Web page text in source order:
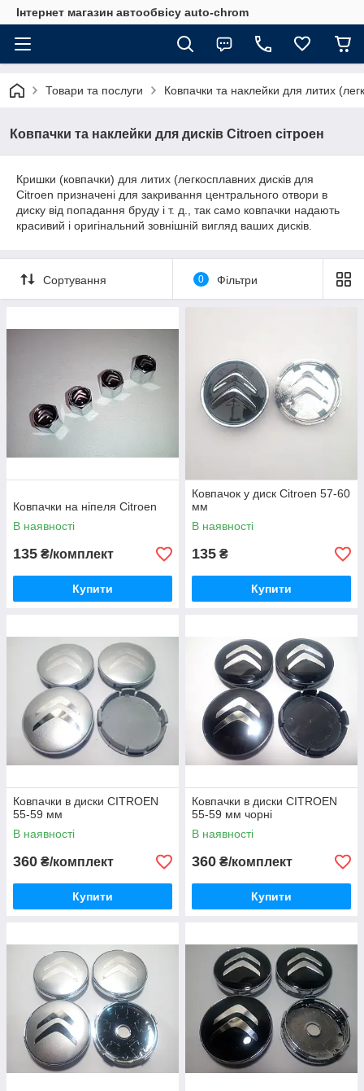
Інтернет магазин автообвісу auto-chrom
Товари та послуги Ковпачки та наклейки для литих
Ковпачки та наклейки для дисків Citroen сітроен
Кришки (ковпачки) для литих (легкосплавних дисків для
Citroen призначені для закривання центрального отвори в
диску від попадання бруду і т. д., так само ковпачки надають
красивий і оригінальний зовнішній вигляд ваших дисків.
Сортування 0 Фільтри
Ковпачки на ніпеля Citroen
В наявності
135 ₴/комплект
Купити
Ковпачок у диск Citroen 57-60
мм
В наявності
135 ₴
Купити
Ковпачки в диски CITROEN
55-59 мм
В наявності
360 ₴/комплект
Купити
Ковпачки в диски CITROEN
55-59 мм чорні
В наявності
360 ₴/комплект
Купити